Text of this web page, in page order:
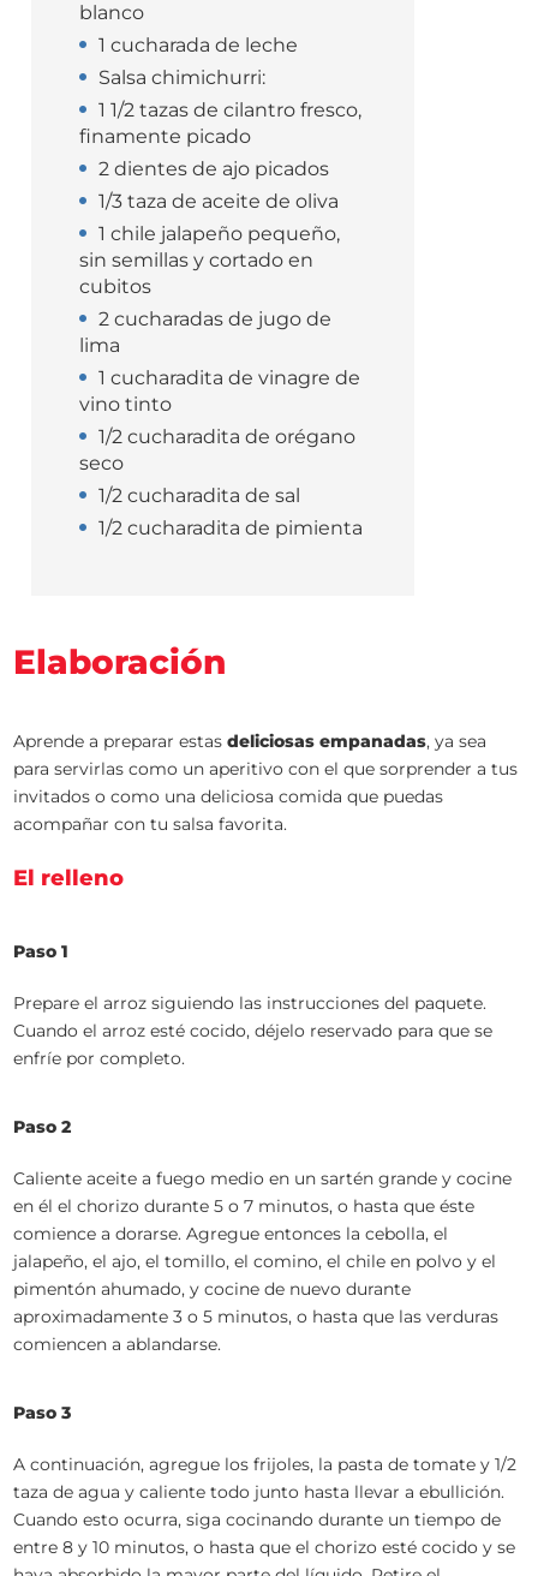
blanco
1 cucharada de leche
Salsa chimichurri:
1 1/2 tazas de cilantro fresco,
finamente picado
2 dientes de ajo picados
1/3 taza de aceite de oliva
1 chile jalapeño pequeño,
sin semillas y cortado en
cubitos
2 cucharadas de jugo de
lima
1 cucharadita de vinagre de
vino tinto
1/2 cucharadita de orégano
seco
1/2 cucharadita de sal
1/2 cucharadita de pimienta
Elaboración
Aprende a preparar estasdeliciosas empanadas, ya sea
para servirlas como un aperitivo con el que sorprender a tus
invitados o como una deliciosa comida que puedas
acompañar con tu salsa favorita.
El relleno
Paso 1
Prepare el arroz siguiendo las instrucciones del paquete.
Cuando el arroz esté cocido, déjelo reservado para que se
enfríe por completo.
Paso 2
Caliente aceite a fuego medio en un sartén grande y cocine
en él el chorizo durante 5 o 7 minutos, o hasta que éste
comience a dorarse. Agregue entonces la cebolla, el
jalapeño, el ajo, el tomillo, el comino, el chile en polvo y el
pimentón ahumado, y cocine de nuevo durante
aproximadamente 3 o 5 minutos, o hasta que las verduras
comiencen a ablandarse.
Paso 3
A continuación, agregue los frijoles, la pasta de tomate y 1/2
taza de agua y caliente todo junto hasta llevar a ebullición.
Cuando esto ocurra, siga cocinando durante un tiempo de
entre 8 y 10 minutos, o hasta que el chorizo esté cocido y se